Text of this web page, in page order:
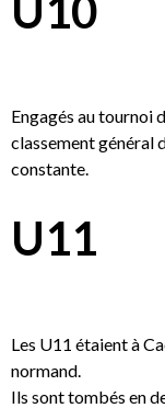
Engagés au tournoi
classement général
constante.
U11
Les U11 étaient à
normand.
Ils sont tombés en